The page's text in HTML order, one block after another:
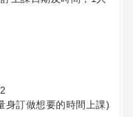
訂做想要的時間上課)